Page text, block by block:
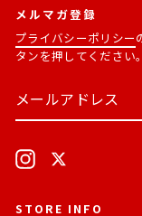
メルマガ登録
プライバシーポリシー
タンを押してください。
ー
レ
ス
読
Instagram
STORE INFO